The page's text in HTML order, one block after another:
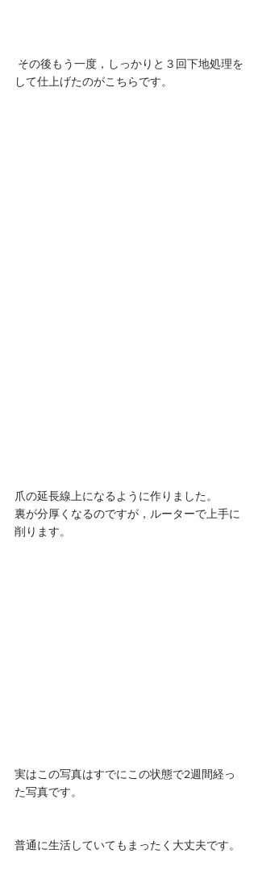
して仕上げたのがこちらです。
爪の延長線上になるように作りました。
裏が分厚くなるのですが，ルーターで上手に
削ります。
実はこの写真はすでにこの状態で2週間経っ
た写真です。
普通に生活していてもまったく大丈夫です。